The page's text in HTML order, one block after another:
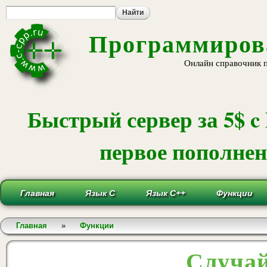
Онлайн справочник
Быстрый сервер за 5$
первое
Главная Язык С Язык С++ Функции
Вы здесь
Главная » Функции